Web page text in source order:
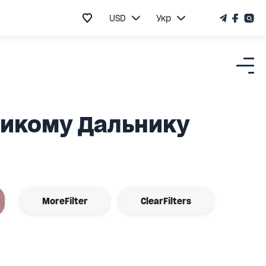
USD Укр
Дальнику
MoreFilter ClearFilters